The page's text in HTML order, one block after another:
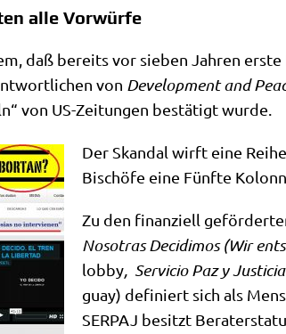
alle Vorwürfe
daß bereits vor sie­ben Jah­ren
von Deve­lo­p­ment and
von US-Zei­tun­gen bestä­tigt wurde.
Der Skan­dal wirft eine
Bischö­fe eine Fünf­te
Zu den finan­zi­ell
Noso­tras Deci­di­mos (Wir
lob­by, Ser­vicio Paz y
gu­ay) defi­niert sich als
SERPAJ besitzt